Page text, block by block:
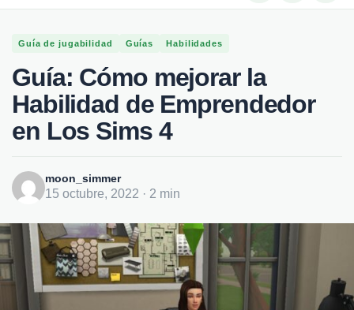
Guía de jugabilidad Guías Habilidades
Guía: Cómo mejorar la
Habilidad de Emprendedor
en Los Sims 4
moon_simmer
15 octubre, 2022 · 2 min